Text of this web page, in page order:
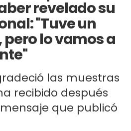
revelado su
"Tuve un
lo vamos a
las muestras
recibido después
que publicó